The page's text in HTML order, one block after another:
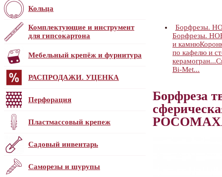
Кольца
Комплектующие и инструмент
для гипсокартона
Мебельный крепёж и фурнитура
РАСПРОДАЖИ. УЦЕНКА
Перфорация
Пластмассовый крепеж
Садовый инвентарь
Саморезы и шурупы
Борфрезы.
Борфрезы.
и камню
по кафелю и
керамогран...
Bi-Met...
Борфреза